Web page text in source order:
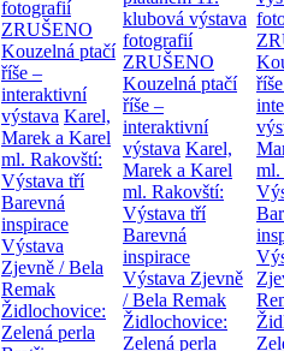
fotografií
ZRUŠENO
Kouzelná ptačí
říše –
interaktivní
výstava Karel,
Marek a Karel
ml. Rakovští:
Výstava tří
Barevná
inspirace
Výstava
Zjevně / Bela
Remak
Židlochovice:
Zelená perla
klubová výstava
fotografií
ZRUŠENO
Kouzelná ptačí
říše –
interaktivní
výstava Karel,
Marek a Karel
ml. Rakovští:
Výstava tří
Barevná
inspirace
Výstava Zjevně
/ Bela Remak
Židlochovice:
Zelená perla
ml.